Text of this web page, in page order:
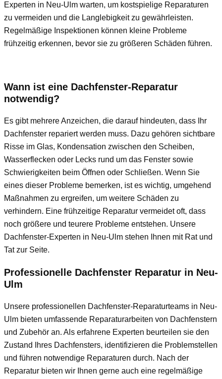
Experten in Neu-Ulm warten, um kostspielige Reparaturen
zu vermeiden und die Langlebigkeit zu gewährleisten.
Regelmäßige Inspektionen können kleine Probleme
frühzeitig erkennen, bevor sie zu größeren Schäden führen.
Wann ist eine Dachfenster-Reparatur
notwendig?
Es gibt mehrere Anzeichen, die darauf hindeuten, dass Ihr
Dachfenster repariert werden muss. Dazu gehören sichtbare
Risse im Glas, Kondensation zwischen den Scheiben,
Wasserflecken oder Lecks rund um das Fenster sowie
Schwierigkeiten beim Öffnen oder Schließen. Wenn Sie
eines dieser Probleme bemerken, ist es wichtig, umgehend
Maßnahmen zu ergreifen, um weitere Schäden zu
verhindern. Eine frühzeitige Reparatur vermeidet oft, dass
noch größere und teurere Probleme entstehen. Unsere
Dachfenster-Experten in Neu-Ulm stehen Ihnen mit Rat und
Tat zur Seite.
Professionelle Dachfenster Reparatur in Neu-
Ulm
Unsere professionellen Dachfenster-Reparaturteams in Neu-
Ulm bieten umfassende Reparaturarbeiten von Dachfenstern
und Zubehör an. Als erfahrene Experten beurteilen sie den
Zustand Ihres Dachfensters, identifizieren die Problemstellen
und führen notwendige Reparaturen durch. Nach der
Reparatur bieten wir Ihnen gerne auch eine regelmäßige